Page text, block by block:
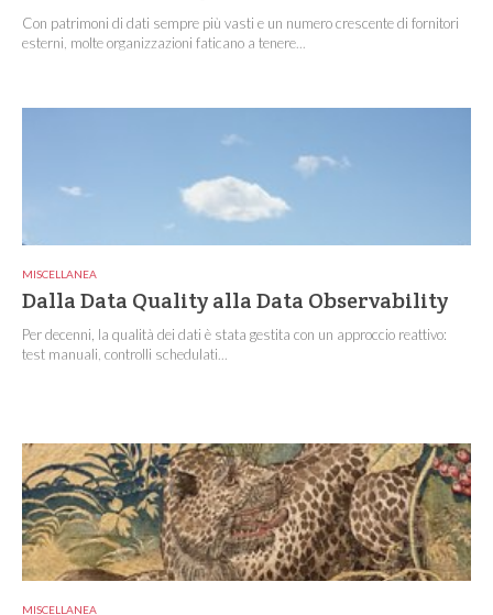
Con patrimoni di dati sempre più vasti e un numero crescente di fornitori
esterni, molte organizzazioni faticano a tenere...
MISCELLANEA
Dalla Data Quality alla Data Observability
Per decenni, la qualità dei dati è stata gestita con un approccio reattivo:
test manuali, controlli schedulati...
MISCELLANEA